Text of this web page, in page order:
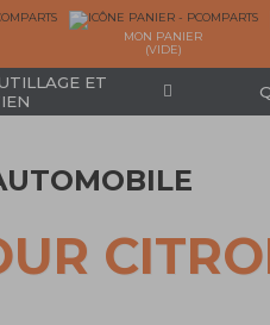
MON PANIER
(VIDE)
ET